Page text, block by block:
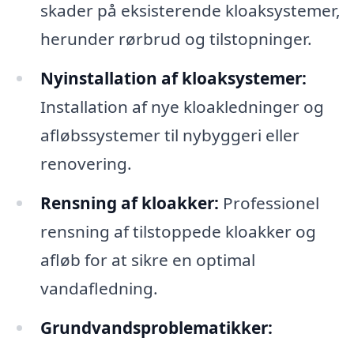
skader på eksisterende kloaksystemer,
herunder rørbrud og tilstopninger.
Nyinstallation af kloaksystemer:
Installation af nye kloakledninger og
afløbssystemer til nybyggeri eller
renovering.
Rensning af kloakker: Professionel
rensning af tilstoppede kloakker og
afløb for at sikre en optimal
vandafledning.
Grundvandsproblematikker: